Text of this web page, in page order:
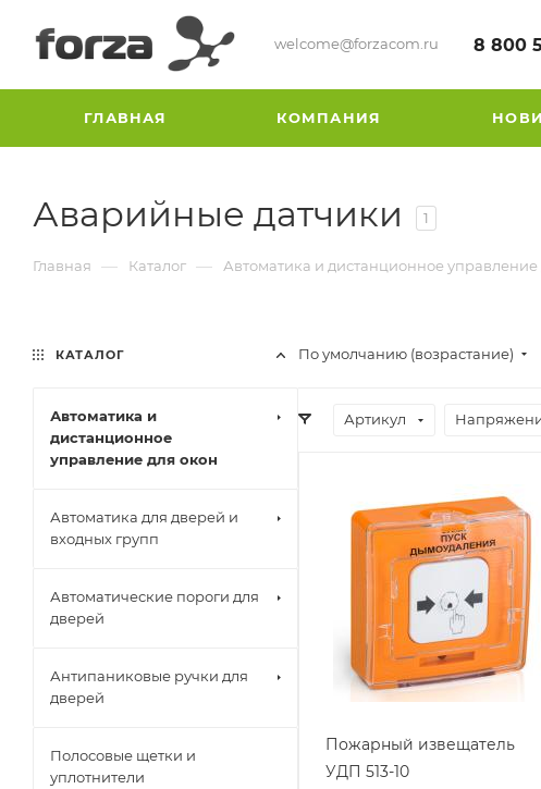
welcome@forzacom.ru 8 800
ГЛАВНАЯ КОМПАНИЯ
Аварийные датчики 1
Главная — Каталог — Автоматика и дистанционное управление
По умолчанию (возрастание)
Артикул
Пожарный извещатель
УДП 513-10
КАТАЛОГ
Автоматика и
дистанционное
управление для окон
Автоматика для дверей и
входных групп
Автоматические пороги для
дверей
Антипаниковые ручки для
дверей
Полосовые щетки и
уплотнители